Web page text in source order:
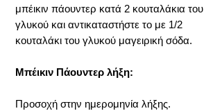
μπέικιν πάουντερ κατά 2 κουταλάκια του
γλυκού και αντικαταστήστε το με 1/2
κουταλάκι του γλυκού μαγειρική σόδα.
Μπέικιν Πάουντερ λήξη:
Προσοχή στην ημερομηνία λήξης.